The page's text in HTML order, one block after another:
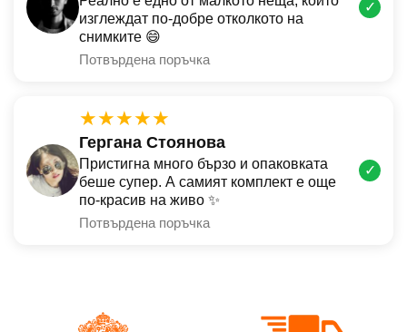
изглеждат по-добре отколкото на
снимките 😄
Потвърдена поръчка
✓
★★★★★
Гергана Стоянова
Пристигна много бързо и опаковката
беше супер. А самият комплект е още
по-красив на живо ✨
Потвърдена поръчка
✓